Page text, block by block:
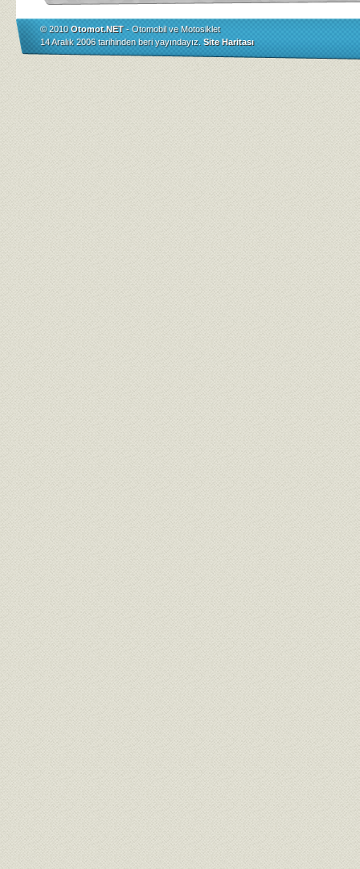
© 2010Otomot.NET- Otomobil ve Motosiklet
14 Aralık 2006 tarihinden beri yayındayız. Site Haritası